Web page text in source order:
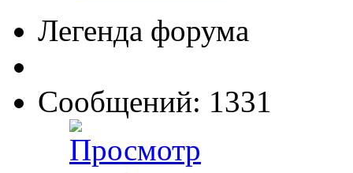
Легенда форума
Сообщений: 1331